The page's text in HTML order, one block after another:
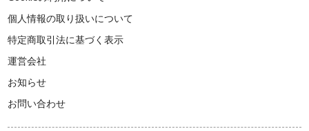
個人情報の取り扱いについて
特定商取引法に基づく表示
運営会社
お知らせ
お問い合わせ